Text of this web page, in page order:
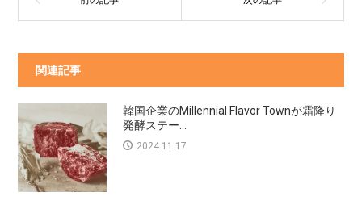
関連記事
韓国企業のMillennial Flavor Townが霜降り
発酵ステー...
2024.11.17